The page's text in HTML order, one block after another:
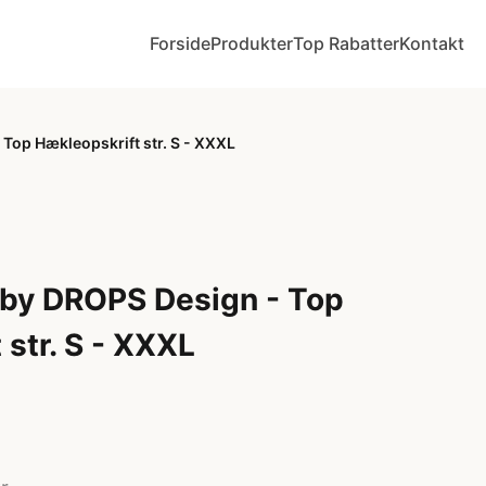
ForsideProdukterTop RabatterKontakt
Top Hækleopskrift str. S - XXXL
DROPS Design - Top
S - XXXL